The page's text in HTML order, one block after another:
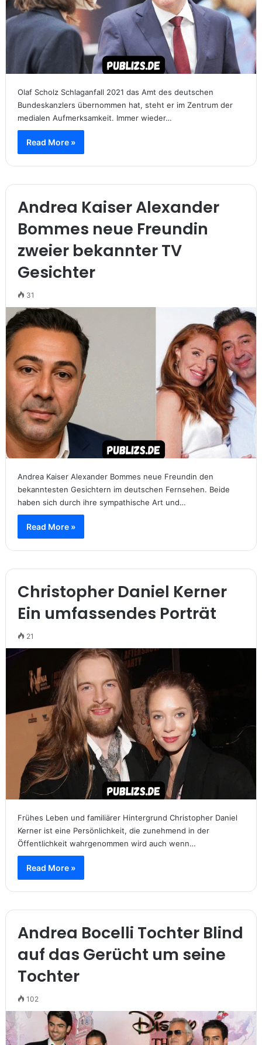
Olaf Scholz Schlaganfall 2021 das Amt des deutschen
Bundeskanzlers übernommen hat, steht er im Zentrum der
medialen Aufmerksamkeit. Immer wieder…
Read More »
Andrea Kaiser Alexander
Bommes neue Freundin
zweier bekannter TV
Gesichter
31
Andrea Kaiser Alexander Bommes neue Freundin den
bekanntesten Gesichtern im deutschen Fernsehen. Beide
haben sich durch ihre sympathische Art und…
Read More »
Christopher Daniel Kerner
Ein umfassendes Porträt
21
Frühes Leben und familiärer Hintergrund Christopher Daniel
Kerner ist eine Persönlichkeit, die zunehmend in der
Öffentlichkeit wahrgenommen wird auch wenn…
Read More »
Andrea Bocelli Tochter Blind
auf das Gerücht um seine
Tochter
102